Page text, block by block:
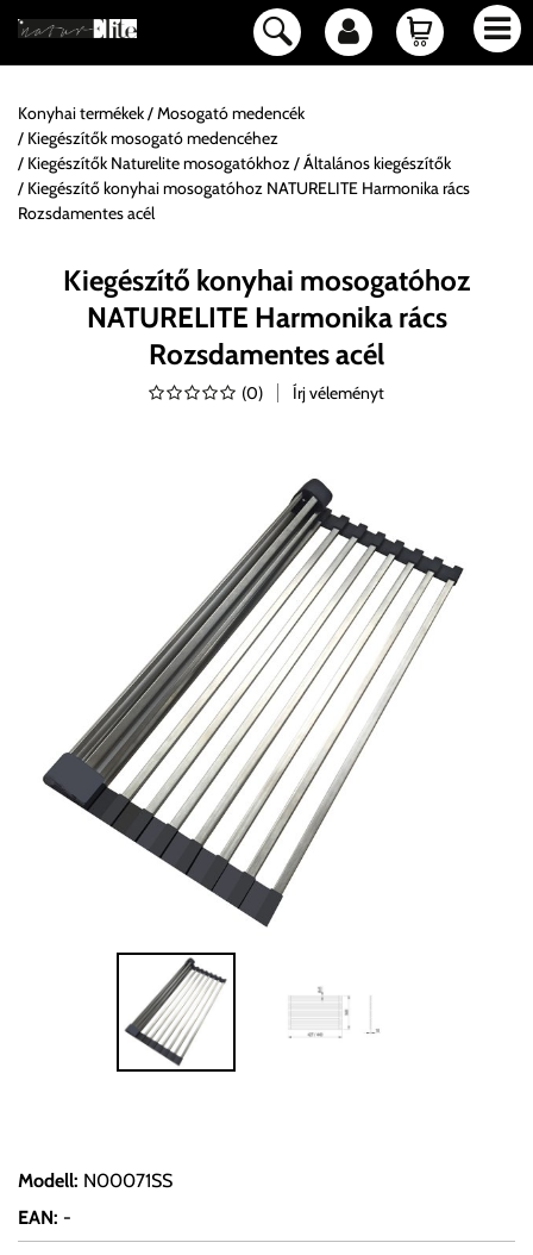
Konyhai termékek
Mosogató medencék
Kiegészítők mosogató medencéhez
Kiegészítők Naturelite mosogatókhoz
Általános kiegészítők
Kiegészítő konyhai mosogatóhoz NATURELITE Harmonika rács
Rozsdamentes acél
Kiegészítő konyhai mosogatóhoz
NATURELITE Harmonika rács
Rozsdamentes acél
(0) Írj véleményt
Modell: N00071SS
EAN: -